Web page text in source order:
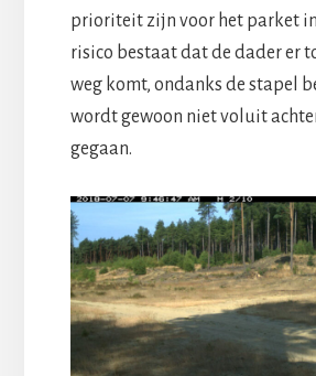
prioriteit zijn voor het parket
risico bestaat dat de dader er
weg komt, ondanks de stapel
wordt gewoon niet voluit
gegaan.